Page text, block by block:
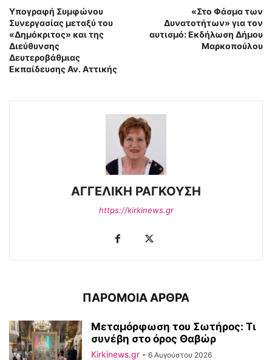
Υπογραφή Συμφώνου
Συνεργασίας μεταξύ του
«Δημόκριτος» και της
Διεύθυνσης
Δευτεροβάθμιας
Εκπαίδευσης Αν. Αττικής
«Στο Φάσμα των
Δυνατοτήτων» για τον
αυτισμό: Εκδήλωση Δήμου
Μαρκοπούλου
ΑΓΓΕΛΙΚΗ ΡΑΓΚΟΥΣΗ
https://kirkinews.gr
ΠΑΡΟΜΟΙΑ ΑΡΘΡΑ
Μεταμόρφωση του Σωτήρος: Τι
συνέβη στο όρος Θαβώρ
Kirkinews.gr - 6 Αυγούστου 2026